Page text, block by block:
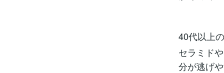
40代以上
セラミド
分が逃げ